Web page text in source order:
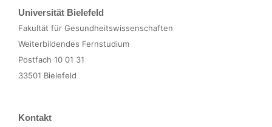
Universität Bielefeld
Fakultät für Gesundheitswissenschaften
Weit­er­bilden­des Fernstudium
Post­fach 10 01 31
33501 Bielefeld
Kontakt